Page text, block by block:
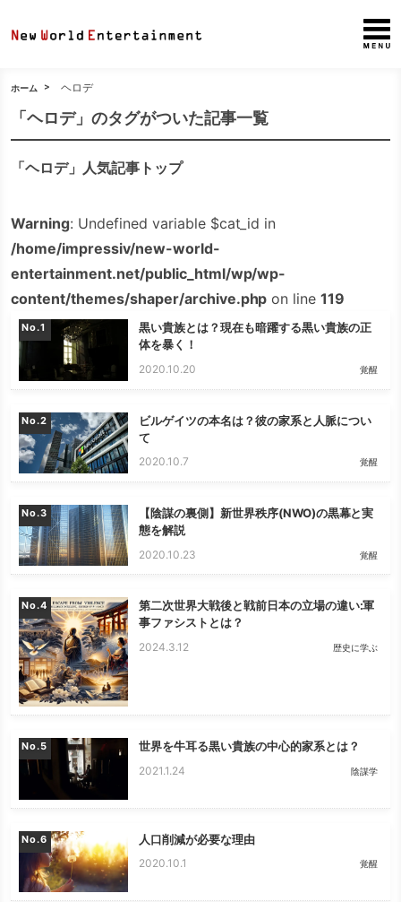
ホーム ヘロデ
「ヘロデ」のタグがついた記事一覧
「ヘロデ」人気記事トップ
Warning: Undefined variable $cat_id in
/home/impressiv/new-world-
entertainment.net/public_html/wp/wp-
content/themes/shaper/archive.php on line119
No.
黒い貴族とは？現在も暗躍する黒い貴族の正
体を暴く！
2020.10.20 覚醒
No.
ビルゲイツの本名は？彼の家系と人脈につい
て
2020.10.7 覚醒
No.
【陰謀の裏側】新世界秩序(NWO)の黒幕と実
態を解説
2020.10.23 覚醒
No.
第二次世界大戦後と戦前日本の立場の違い:軍
事ファシストとは？
2024.3.12 歴史に学ぶ
No. 世界を牛耳る黒い貴族の中心的家系とは？
2021.1.24 陰謀学
No. 人口削減が必要な理由
2020.10.1 覚醒